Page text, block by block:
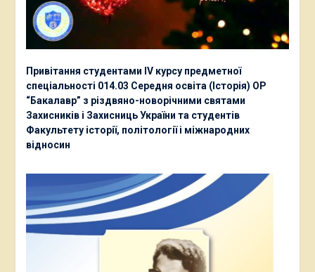
Привітання студентами ІV курсу предметної
спеціальності 014.03 Середня освіта (Історія) ОР
“Бакалавр” з різдвяно-новорічними святами
Захисників і Захисниць України та студентів
Факультету історії, політології і міжнародних
відносин